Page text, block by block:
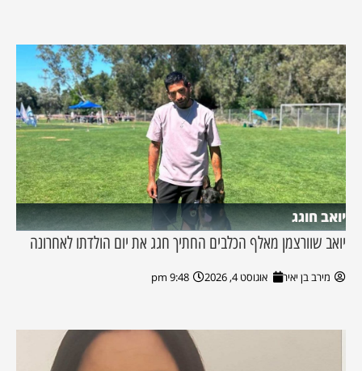
יואב חוגג
יואב שוורצמן מאלף הכלבים החתיך חגג את יום הולדתו לאחרונה
מירב בן יאיר אוגוסט 4, 2026 9:48 pm